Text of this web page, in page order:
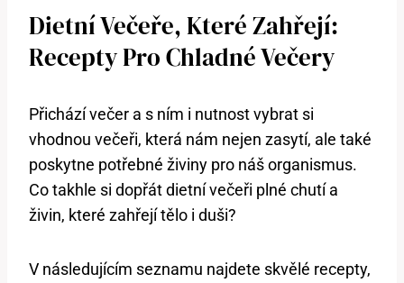
Dietní Večeře, Které Zahřejí:
Recepty Pro Chladné Večery
Přichází večer a s ním i nutnost vybrat si
vhodnou večeři, která nám nejen zasytí, ale také
poskytne potřebné živiny pro náš organismus.
Co takhle si dopřát dietní večeři plné chutí a
živin, které zahřejí tělo i duši?
V následujícím seznamu najdete skvělé recepty,